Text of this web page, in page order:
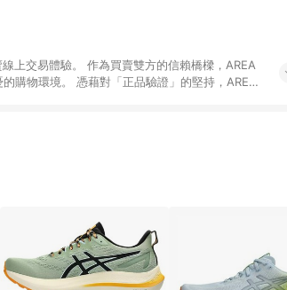
上交易體驗。 作為買賣雙方的信賴橋樑，AREA
購物環境。 憑藉對「正品驗證」的堅持，AREA